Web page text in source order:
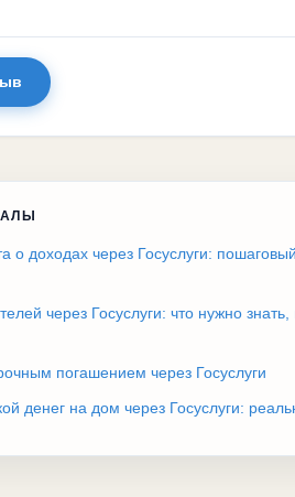
о доходах через Госуслуги:
через Госуслуги: что нужно
погашением через Госуслуги
денег на дом через Госуслуги: